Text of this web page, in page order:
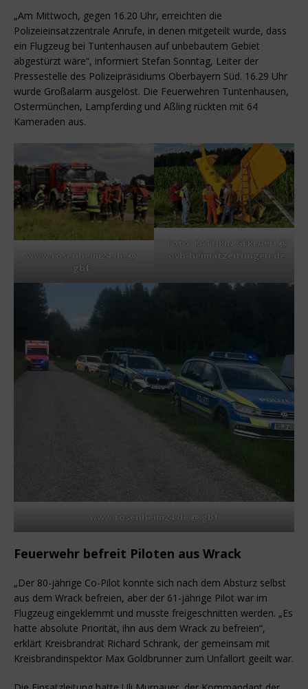
„Am Mittwoch, gegen 16.20 Uhr, erreichten die
Polizeieinsatzzentrale Anrufe, in denen mitgeteilt wurde, dass
ein Flugzeug bei Tuntenhausen auf unbebautem Gebiet
abgestürzt wäre“, informiert Stefan Sonntag, Leiter der
Pressestelle des Polizeipräsidiums Oberbayern Süd. 16.29 Uhr
wurde Großalarm ausgelöst. Die Feuerwehren Tuntenhausen,
Ostermünchen, Lampferding und Aßling rückten mit 64
Kameraden aus.
www.rosenheim24.de @
gbf
Foto: KATHRIN GERLACH @
ovb-heimatzeitungen.de
www.rosenheim24.de @ gbf
Feuerwehr befreit Piloten aus Wrack
„Der 80-jährige Co-Pilot konnte sich nach dem Absturz selbst
aus dem Wrack befreien, aber der 61-jährige Pilot war im
Flugzeug eingeklemmt und musste freigeschnitten werden. „Es
hatte absolute Priorität, ihn aus dem Wrack zu befreien“,
erklärt Kreisbrandrat Richard Schrank, der gemeinsam mit
Kreisbrandinspektor Max Goldbrunner zum Unfallort geeilt war.